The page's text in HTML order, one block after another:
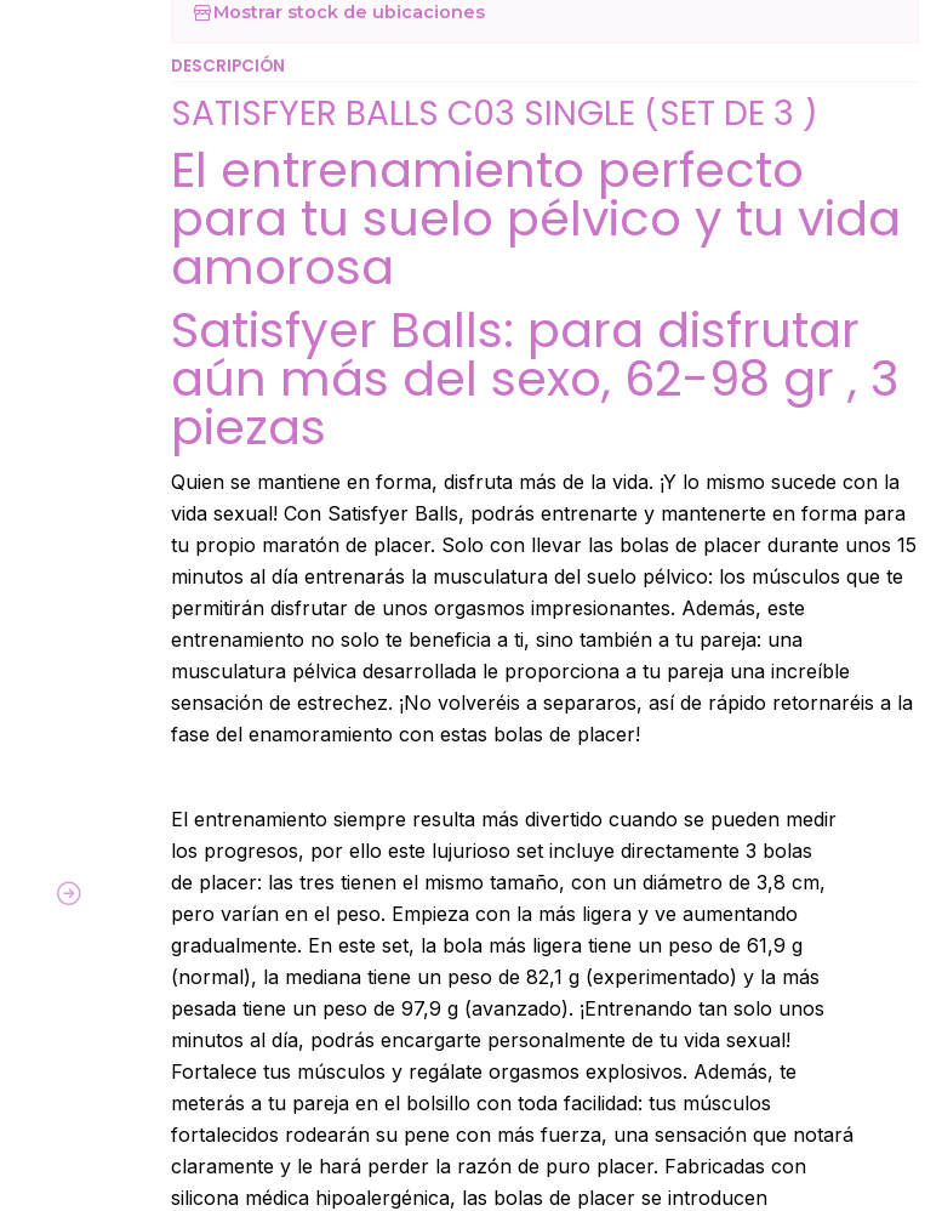
Mostrar stock de ubicaciones
DESCRIPCIÓN
SATISFYER BALLS C03 SINGLE (SET DE 3 )
El entrenamiento perfecto
para tu suelo pélvico y tu vida
amorosa
Satisfyer Balls: para disfrutar
aún más del sexo, 62-98 gr , 3
piezas
Quien se mantiene en forma, disfruta más de la vida. ¡Y lo mismo sucede con la
vida sexual! Con Satisfyer Balls, podrás entrenarte y mantenerte en forma para
tu propio maratón de placer. Solo con llevar las bolas de placer durante unos 15
minutos al día entrenarás la musculatura del suelo pélvico: los músculos que te
permitirán disfrutar de unos orgasmos impresionantes. Además, este
entrenamiento no solo te beneficia a ti, sino también a tu pareja: una
musculatura pélvica desarrollada le proporciona a tu pareja una increíble
sensación de estrechez. ¡No volveréis a separaros, así de rápido retornaréis a la
fase del enamoramiento con estas bolas de placer!
El entrenamiento siempre resulta más divertido cuando se pueden medir
los progresos, por ello este lujurioso set incluye directamente 3 bolas
de placer: las tres tienen el mismo tamaño, con un diámetro de 3,8 cm,
pero varían en el peso. Empieza con la más ligera y ve aumentando
gradualmente. En este set, la bola más ligera tiene un peso de 61,9 g
(normal), la mediana tiene un peso de 82,1 g (experimentado) y la más
pesada tiene un peso de 97,9 g (avanzado). ¡Entrenando tan solo unos
minutos al día, podrás encargarte personalmente de tu vida sexual!
Fortalece tus músculos y regálate orgasmos explosivos. Además, te
meterás a tu pareja en el bolsillo con toda facilidad: tus músculos
fortalecidos rodearán su pene con más fuerza, una sensación que notará
claramente y le hará perder la razón de puro placer. Fabricadas con
silicona médica hipoalergénica, las bolas de placer se introducen